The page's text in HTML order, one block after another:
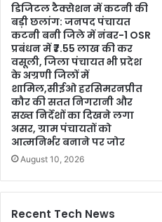
डिजिटल टैक्सेशन में कटनी की
बड़ी छलांग: जनपद पंचायत
कटनी बनी जिले में नंबर-1 OSR
प्रबंधन में ₹7.55 लाख की कर
वसूली, जिला पंचायत भी प्रदेश
के अग्रणी जिलों में
शामिल,सीईओ हरसिमरनप्रीत
कौर की सतत निगरानी और
सख्त निर्देशों का दिखने लगा
असर, ग्राम पंचायतों को
आत्मनिर्भर बनाने पर जोर
August 10, 2026
Recent Tech News